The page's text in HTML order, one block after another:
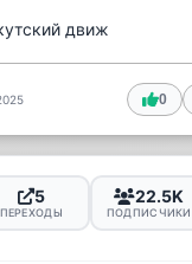
движ
0
5
ПЕРЕХОДЫ
22.5K
ПОДПИСЧИКИ